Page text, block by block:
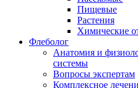
Пищевые
Растения
Химические
Флеболог
Анатомия и
системы
Вопросы экспертам
Комплексное